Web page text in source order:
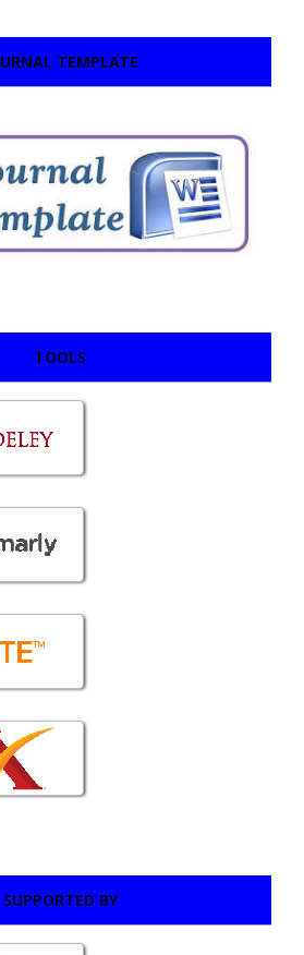
TEMPLATE
TOOLS
SUPPORTED BY